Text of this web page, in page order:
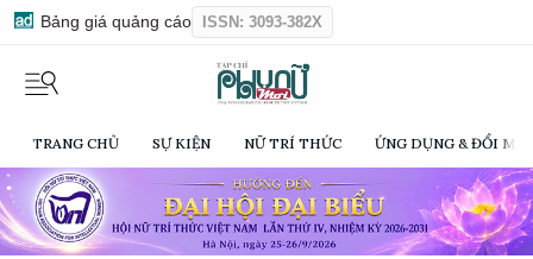
Bảng giá quảng cáo ISSN: 3093-382X
TRANG CHỦ SỰ KIỆN NỮ TRÍ THỨC ỨNG DỤNG & ĐỔI